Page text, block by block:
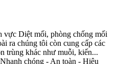
vực Diệt mối, phòng chống mối
ra chúng tôi còn cung cấp các
trùng khác như muỗi, kiến...
chóng - An toàn - Hiệu